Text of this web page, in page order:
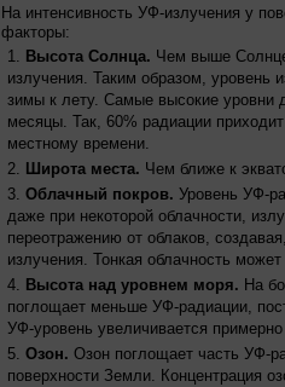
На интенсивность УФ-излучения у
факторы:
Высота Солнца. Чем выше
излучения. Таким образом, уровень
зимы к лету. Самые высокие уровни
месяцы. Так, 60% радиации
местному времени.
Широта места. Чем ближе к
Облачный покров. Уровень УФ-
даже при некоторой облачности,
переотражению от облаков,
излучения. Тонкая облачность
Высота над уровнем моря. На
поглощает меньше УФ-радиации,
УФ-уровень увеличивается
Озон. Озон поглощает часть УФ-
поверхности Земли. Концентрация